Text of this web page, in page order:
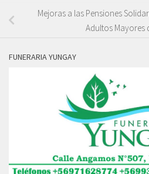
Mejoras a las Pensiones
Adultos Mayores
FUNERARIA YUNGAY